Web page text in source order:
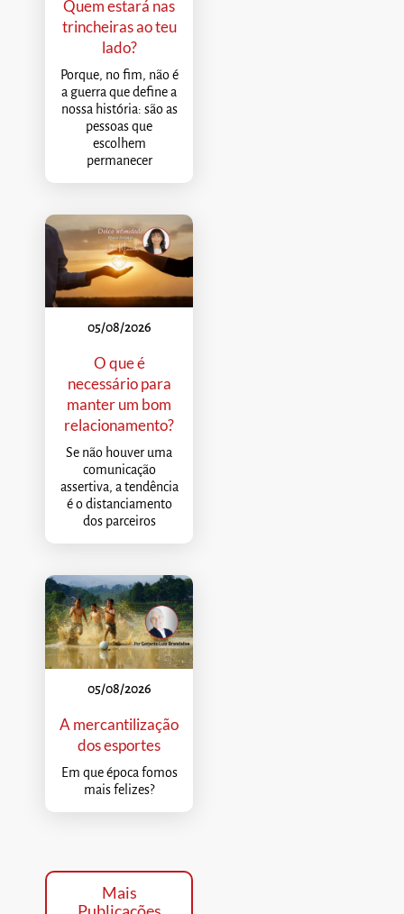
Quem estará nas
trincheiras ao teu
lado?
Porque, no fim, não é
a guerra que define a
nossa história: são as
pessoas que
escolhem
permanecer
05/08/2026
O que é
necessário para
manter um bom
relacionamento?
Se não houver uma
comunicação
assertiva, a tendência
é o distanciamento
dos parceiros
05/08/2026
A mercantilização
dos esportes
Em que época fomos
mais felizes?
Mais